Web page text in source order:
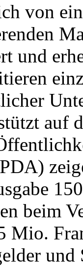
von
und
auf
beim
Mio.
und